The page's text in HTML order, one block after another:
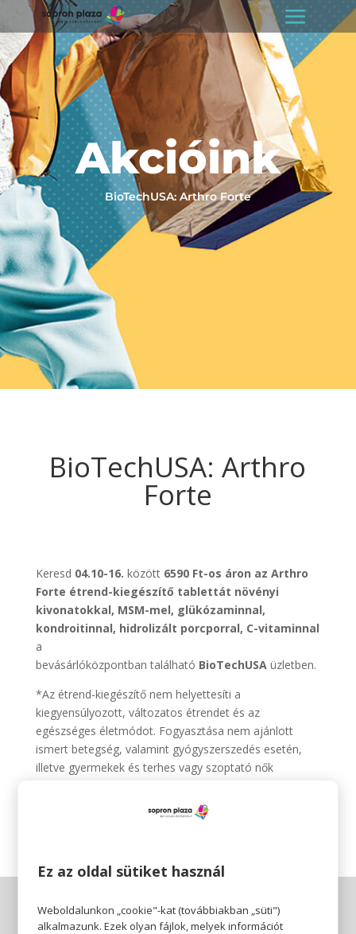
Akcióink
BioTechUSA: Arthro Forte
BioTechUSA: Arthro
Forte
Keresd 04.10-16. között6590 Ft-os áron az Arthro
Forte étrend-kiegészítő tablettát növényi
kivonatokkal, MSM-mel, glükózaminnal,
kondroitinnal, hidrolizált porcporral, C-vitaminnal
a
bevásárlóközpontban található BioTechUSAüzletben.
*Az étrend-kiegészítő nem helyettesíti a
kiegyensúlyozott, változatos étrendet és az
egészséges életmódot. Fogyasztása nem ajánlott
ismert betegség, valamint gyógyszerszedés esetén,
illetve gyermekek és terhes vagy szoptató nők
fogyasztási mennyiséget ne lépd túl!
Ez az oldal sütiket használ
Weboldalunkon „cookie"-kat (továbbiakban „süti")
alkalmazunk. Ezek olyan fájlok, melyek információt